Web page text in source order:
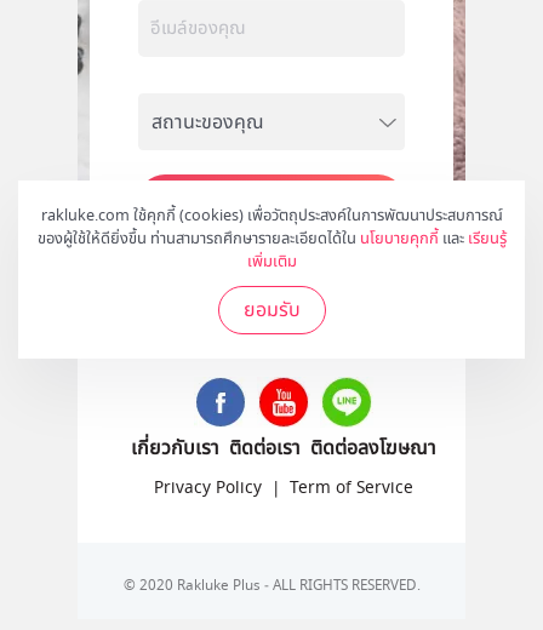
rakluke.com ใช้คุกกี้ (cookies) เพื่อวัตถุประสงค์ในการพัฒนาประสบการณ์
ของผู้ใช้ให้ดียิ่งขึ้น ท่านสามารถศึกษารายละเอียดได้ใน นโยบายคุกกี้ และ เรียนรู้
เพิ่มเติม
ยอมรับ
สมัคร
ติดตามเราได้ที่
เกี่ยวกับเรา ติดต่อเรา ติดต่อลงโฆษณา
Privacy Policy | Term of Service
© 2020 Rakluke Plus - ALL RIGHTS RESERVED.